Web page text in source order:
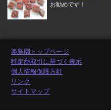
お勧めです！
楽鳥園トップページ
特定商取引に基づく表示
個人情報保護方針
リンク
サイトマップ